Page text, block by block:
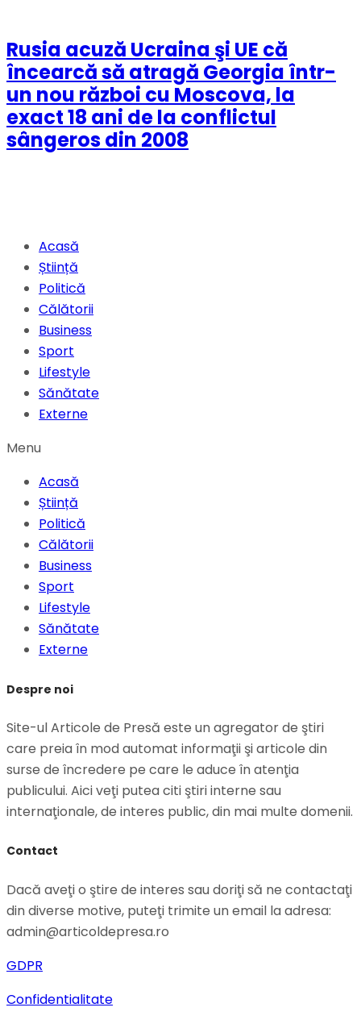
Rusia acuză Ucraina şi UE că
încearcă să atragă Georgia într-
un nou război cu Moscova, la
exact 18 ani de la conflictul
sângeros din 2008
Acasă
Știință
Politică
Călătorii
Business
Sport
Lifestyle
Sănătate
Externe
Menu
Acasă
Știință
Politică
Călătorii
Business
Sport
Lifestyle
Sănătate
Externe
Despre noi
Site-ul Articole de Presă este un agregator de ştiri
care preia în mod automat informaţii şi articole din
surse de încredere pe care le aduce în atenţia
publicului. Aici veţi putea citi ştiri interne sau
internaţionale, de interes public, din mai multe domenii.
Contact
Dacă aveţi o ştire de interes sau doriţi să ne contactaţi
din diverse motive, puteţi trimite un email la adresa:
admin@articoldepresa.ro
GDPR
Confidentialitate